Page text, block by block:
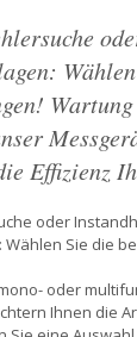
Effizienz
oder
Sie die
oder
Ihnen die